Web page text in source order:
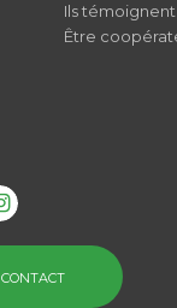
Ils témoignent
Être
CONTACT